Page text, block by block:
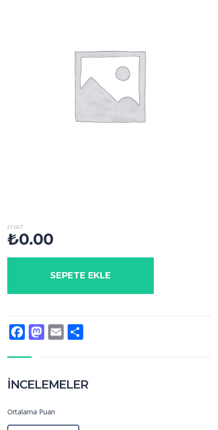
FIYAT
₺0.00
SEPETE EKLE
Facebook
Mastodon
Email
İNCELEMELER
Ortalama Puan